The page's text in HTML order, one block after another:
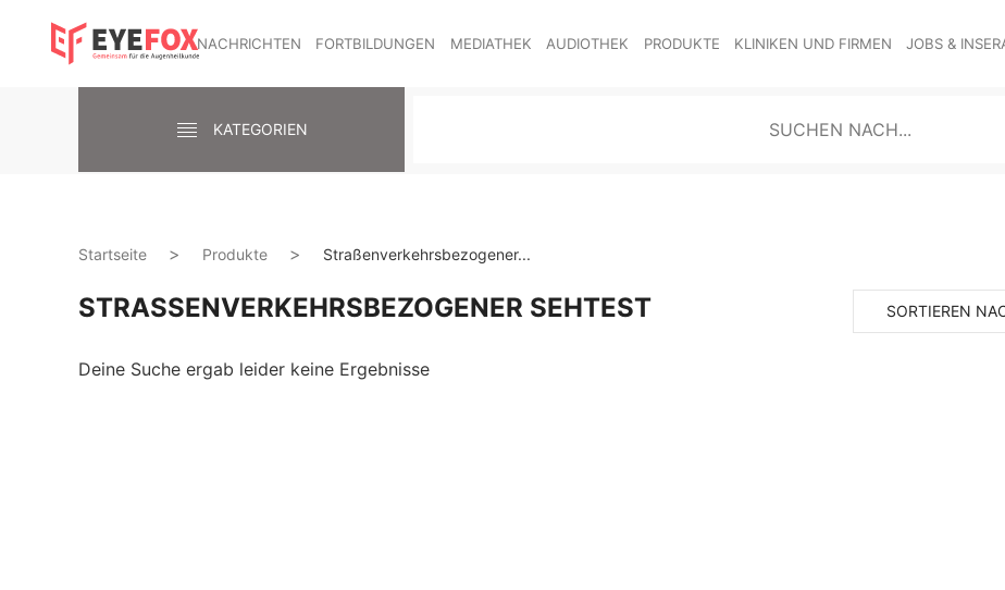
NACHRICHTEN FORTBILDUNGEN MEDIATHEK AUDIOTHEK PRODUKTE KLINIKEN UND FIRMEN JOBS &
KATEGORIEN
Startseite Produkte Straßenverkehrsbezogener...
STRASSENVERKEHRSBEZOGENER SEHTEST SORTIEREN
Deine Suche ergab leider keine Ergebnisse